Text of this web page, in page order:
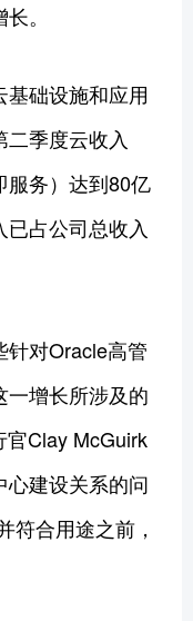
。
础设施和应用
季度云收入
服务）达到80亿
占公司总收入
针对Oracle高管
一增长所涉及的
官Clay McGuirk
建设关系的问
符合用途之前，